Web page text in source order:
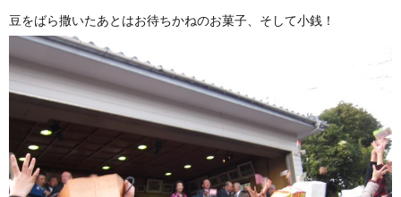
豆をばら撒いたあとはお待ちかねのお菓子、そして小銭！